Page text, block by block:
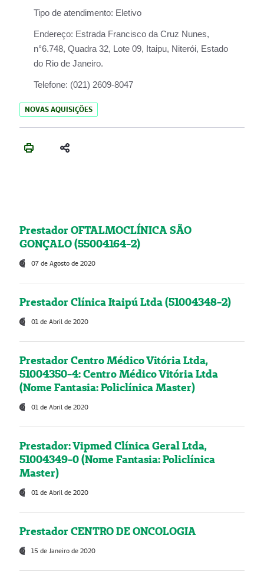
Tipo de atendimento: Eletivo
Endereço: Estrada Francisco da Cruz Nunes,
n°6.748, Quadra 32, Lote 09, Itaipu, Niterói, Estado
do Rio de Janeiro.
Telefone: (021) 2609-8047
NOVAS AQUISIÇÕES
Prestador OFTALMOCLÍNICA SÃO
GONÇALO (55004164-2)
07 de Agosto de 2020
Prestador Clínica Itaipú Ltda (51004348-2)
01 de Abril de 2020
Prestador Centro Médico Vitória Ltda,
51004350-4: Centro Médico Vitória Ltda
(Nome Fantasia: Policlínica Master)
01 de Abril de 2020
Prestador: Vipmed Clínica Geral Ltda,
51004349-0 (Nome Fantasia: Policlínica
Master)
01 de Abril de 2020
Prestador CENTRO DE ONCOLOGIA
15 de Janeiro de 2020